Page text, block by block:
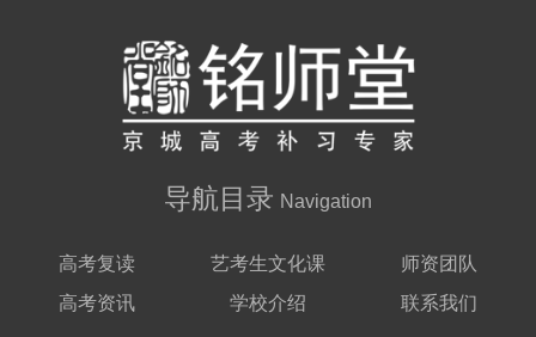
导航目录 Navigation
高考复读 艺考生文化课
师资团队
高考资讯
学校介绍 联系我们